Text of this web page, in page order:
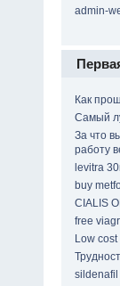
admin-
Как
Самый
За что
работу
levitra
buy
CIALIS
free
Low
sildenafil